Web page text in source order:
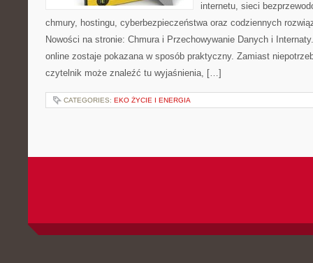
internetu, sieci
chmury, hostingu, cyberbezpieczeństwa oraz codziennych
Nowości na stronie: Chmura i Przechowywanie Danych i
online zostaje pokazana w sposób praktyczny. Zamiast
czytelnik może znaleźć tu wyjaśnienia, […]
CATEGORIES: EKO ŻYCIE I ENERGIA